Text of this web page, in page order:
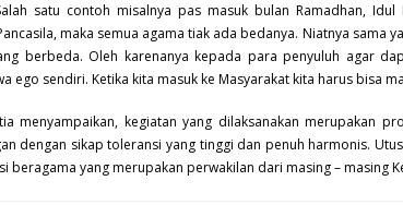
satu contoh misalnya pas masuk bulan Ramadhan, Idul
maka semua agama tiak ada bedanya. Niatnya sama
berbeda. Oleh karenanya kepada para penyuluh agar
ego sendiri. Ketika kita masuk ke Masyarakat kita harus bisa
menyampaikan, kegiatan yang dilaksanakan merupakan
dengan sikap toleransi yang tinggi dan penuh harmonis.
beragama yang merupakan perwakilan dari masing – masing